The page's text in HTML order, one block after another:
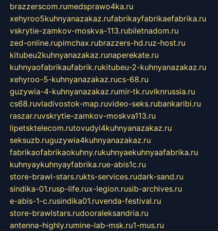
brazzerscom.rumedsprawo4ka.ru
xehyroo5kuhnyanazakaz.rufabrikayfabrikaefabrika.ru
vskrytie-zamkov-moskva-113.rubiletnadom.ru
zed-online.rupimchax.rubrazzers-hd.ruz-host.ru
kitubeu2kuhnyanazakaz.runaperekate.ru
kuhnyaofabrikaufabrik.rukitubeu-2-kuhnyanazakaz.ru
xehyroo-5-kuhnyanazakaz.rucs-68.ru
guzywia-4-kuhnyanazakaz.rumir-tk.ruvlknrussia.ru
cs68.ruvladivostok-map.ruvideo-seks.rubankaribi.ru
raszar.ruvskrytie-zamkov-moskva113.ru
lipetsktelecom.rutovudyi4kuhnyanazakaz.ru
seksuzb.ruguzywia4kuhnyanazakaz.ru
fabrikaofabrikaokuhny.rukuhnyaekuhnyaafabrika.ru
kuhnyaykuhnyayfabrika.rue-abis1c.ru
store-brawl-stars.rukts-services.rudark-sand.ru
sindika-01.rusp-life.rux-legion.rusib-archives.ru
e-abis-1-c.rusindika01.ruvenda-festival.ru
store-brawlstars.rudooraleksandria.ru
antenna-highly.rumine-lab-msk.ru1-mus.ru